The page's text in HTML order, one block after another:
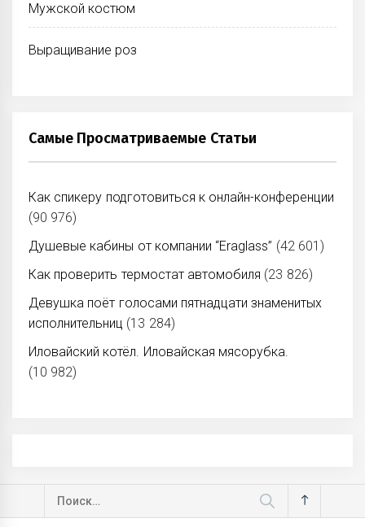
Мужской костюм
Выращивание роз
Самые Просматриваемые Статьи
Как спикеру подготовиться к онлайн-конференции
(90 976)
Душевые кабины от компании “Eraglass” (42 601)
Как проверить термостат автомобиля (23 826)
Девушка поёт голосами пятнадцати знаменитых
исполнительниц (13 284)
Иловайский котёл. Иловайская мясорубка.
(10 982)
Найти: